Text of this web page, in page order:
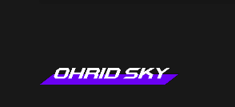
Лајфстајл